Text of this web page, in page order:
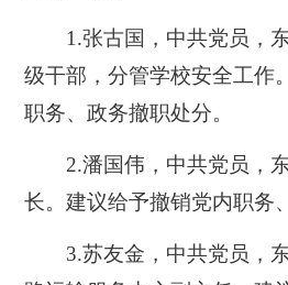
1.张古国，中共党员，东
级干部，分管学校安全工作
职务、政务撤职处分。
2.潘国伟，中共党员，东
长。建议给予撤销党内职务
3.苏友金，中共党员，东